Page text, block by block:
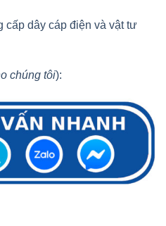
dây cáp điện và vật tư
chúng tôi):